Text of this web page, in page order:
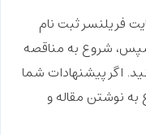
فریلنسر ثبت نام
شروع به مناقصه
اگر پیشنهادات شما
به نوشتن مقاله و